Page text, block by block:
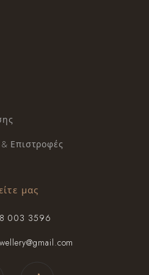
Επιστροφές
μας
003 3596